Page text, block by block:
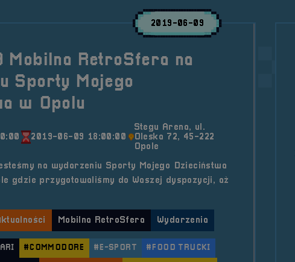
2019-06-09
Mobilna RetroSfera na
Sporty Mojego
w Opolu
2019-06-09 18:00:00
Stegu Arena, ul.
Oleska 72, 45-222
Opole
na wydarzeniu Sporty Mojego Dzieciństwa
gdzie przygotowaliśmy do Waszej dyspozycji, aż
Mobilna RetroSfera Wydarzenia
#COMMODORE #E-SPORT #FOOD TRUCKI